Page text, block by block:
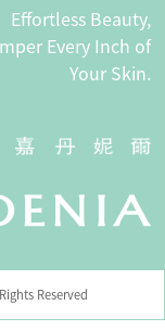
Effortless Beauty,
Every Inch of
Your Skin.
Reserved